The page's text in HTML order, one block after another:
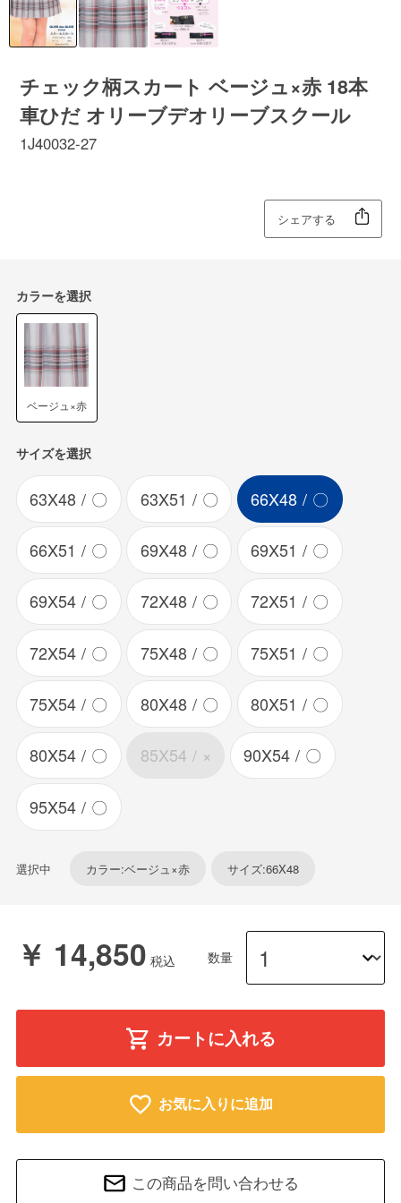
チェック柄スカート ベージュ×赤 18本
車ひだ オリーブデオリーブスクール
1J40032-27
シェアする
カラーを選択
ベージュ×赤
サイズを選択
63X48 〇 63X51 〇 66X48 〇
66X51 〇 69X48 〇 69X51 〇
69X54 〇 72X48 〇 72X51 〇
72X54 〇 75X48 〇 75X51 〇
75X54 〇 80X48 〇 80X51 〇
80X54 〇 85X54 × 90X54 〇
95X54 〇
選択中 カラー:ベージュ×赤 サイズ:66X48
￥ 14,850 数量
カートに入れる
お気に入りに追加
この商品を問い合わせる